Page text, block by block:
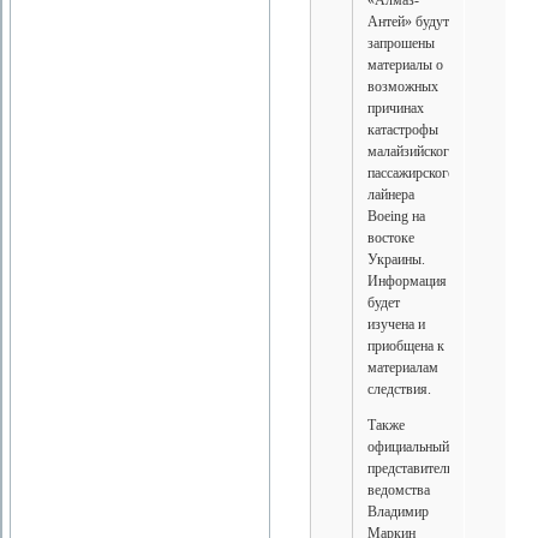
Антей» будут
запрошены
материалы о
возможных
причинах
катастрофы
малайзийского
пассажирского
лайнера
Boeing на
востоке
Украины.
Информация
будет
изучена и
приобщена к
материалам
следствия.
Также
официальный
представитель
ведомства
Владимир
Маркин